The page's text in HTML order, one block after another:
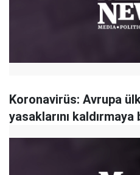
Koronavirüs: Avrupa
yasaklarını kaldırmaya